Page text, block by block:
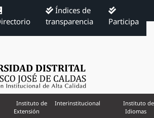
Índices de
transparencia
Participa
Instituto de
Extensión
Interinstitucional
Instituto de
Idiomas